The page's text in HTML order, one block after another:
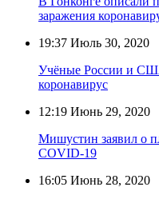
заражения
19:37 Июль 30, 2020
Учёные России и
коронавирус
12:19 Июнь 29, 2020
Мишустин заявил о
COVID-19
16:05 Июнь 28, 2020